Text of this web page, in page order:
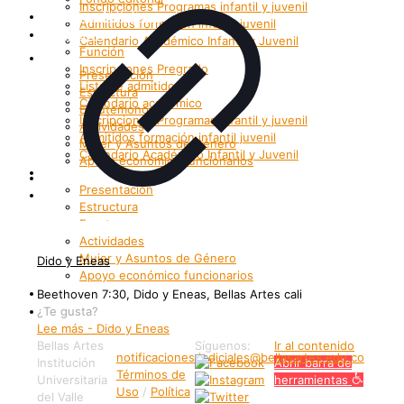
Inscripciones Programas infantil y juvenil
Admitidos formación infantil juvenil
Calendario Académico Infantil y Juvenil
Bienestar
Presentación
Estructura
Enrutemonos
Actividades
Mujer y Asuntos de Género
Apoyo económico funcionarios
Internacionalización
Patrimonio
Grupos Artísticos
Registro
Función
Inscripciones Pregrado
Lista de admitidos
Calendario académico
Inscripciones Programas infantil y juvenil
Admitidos formación infantil juvenil
Calendario Académico Infantil y Juvenil
Bienestar
Presentación
Estructura
Enrutemonos
Actividades
Mujer y Asuntos de Género
Apoyo económico funcionarios
Internacionalización
Patrimonio
Dido y Eneas
Beethoven 7:30, Dido y Eneas, Bellas Artes cali
¿Te gusta?
Lee más - Dido y Eneas
Bellas Artes
Institución
Universitaria
del Valle
notificaciones.judiciales@bellasartes.edu.co
Términos de
Uso / Política
Síguenos:
Ir al contenido
Abrir barra de
herramientas